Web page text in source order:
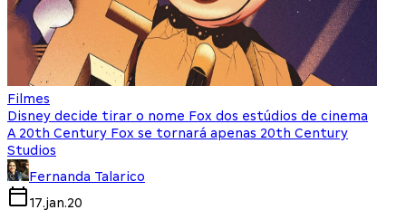
Filmes
Disney decide tirar o nome Fox dos estúdios de cinema
A 20th Century Fox se tornará apenas 20th Century
Studios
Fernanda Talarico
17.jan.20